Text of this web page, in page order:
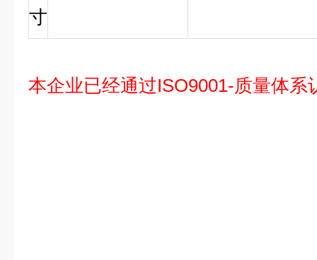
寸
本企业已经通过ISO9001-质量体系